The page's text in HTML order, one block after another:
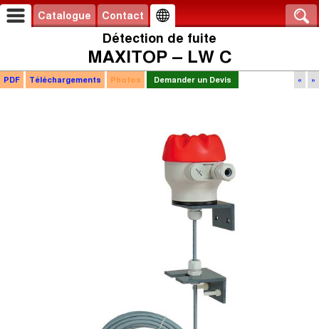
Catalogue Contact
Détection de fuite
MAXITOP – LW C
« »
PDF Téléchargements Photos Demander un Devis